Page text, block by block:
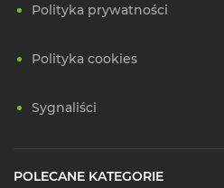
Polityka prywatności
Polityka cookies
Sygnaliści
POLECANE KATEGORIE